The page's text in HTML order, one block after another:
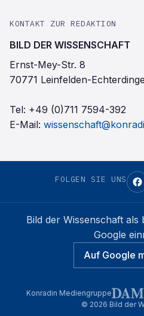
KONTAKT ZUR REDAKTION
BILD DER WISSENSCHAFT
Ernst-Mey-Str. 8
70771 Leinfelden-
Tel: +49 (0)711 7594-392
E-Mail:
FOLGEN SIE UNS
Bild der Wissenschaft als
Google
Auf Google
Konradin Mediengruppe
© 2026 Bild der